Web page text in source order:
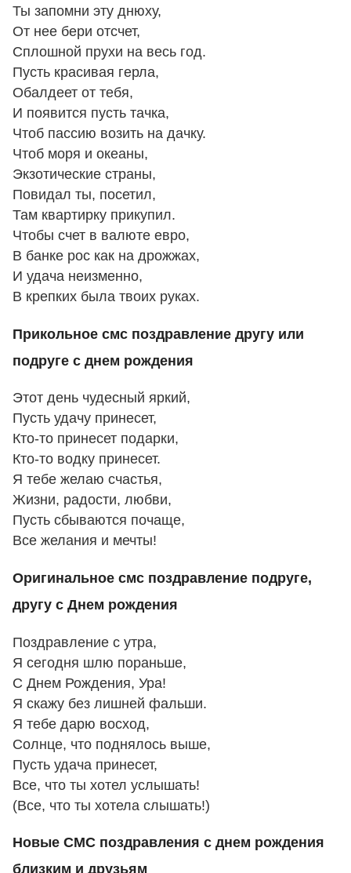
Ты запомни эту днюху,
От нее бери отсчет,
Сплошной прухи на весь год.
Пусть красивая герла,
Обалдеет от тебя,
И появится пусть тачка,
Чтоб пассию возить на дачку.
Чтоб моря и океаны,
Экзотические страны,
Повидал ты, посетил,
Там квартирку прикупил.
Чтобы счет в валюте евро,
В банке рос как на дрожжах,
И удача неизменно,
В крепких была твоих руках.
Прикольное смс поздравление другу или
подруге с днем рождения
Этот день чудесный яркий,
Пусть удачу принесет,
Кто-то принесет подарки,
Кто-то водку принесет.
Я тебе желаю счастья,
Жизни, радости, любви,
Пусть сбываются почаще,
Все желания и мечты!
Оригинальное смс поздравление подруге,
другу с Днем рождения
Поздравление с утра,
Я сегодня шлю пораньше,
С Днем Рождения, Ура!
Я скажу без лишней фальши.
Я тебе дарю восход,
Солнце, что поднялось выше,
Пусть удача принесет,
Все, что ты хотел услышать!
(Все, что ты хотела слышать!)
Новые СМС поздравления с днем рождения
близким и друзьям